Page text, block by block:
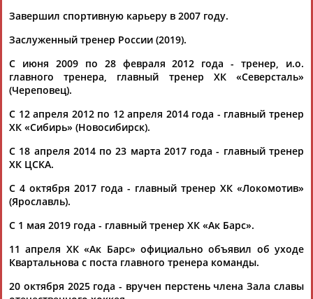
Результаты игрового дня регулярного чемпионата КХЛ.
Четверг, 21 марта
...Крикунов, накануне разбивший связку Вадима Шипачёва и
Дмитрия Кагарлицкого, продолжил эксперименты с
сочетаниями для... ...на высоте мячу. Все-таки зря говорят,
что команде
(Проект:Информационное агентство СТАДИОН)
22.03.2019
Результаты игрового дня регулярного чемпионата КХЛ.
Воскресенье, 17 марта
...в первых двух матчах серии СКА. И если в первом команда
Дмитрия Квартальнова проиграла с минимальным счётом,
пропустив... ...забили? Надо больше идти на пятак и
"Локомотива": -...
18.03.2019
Результаты игрового дня регулярного чемпионата КХЛ.
Среда, 13 марта
Завершил спортивную карьеру в 2007 году.
Заслуженный тренер России (2019).
С июня 2009 по 28 февраля 2012 года - тренер, и.о.
главного тренера, главный тренер ХК «Северсталь»
(Череповец).
С 12 апреля 2012 по 12 апреля 2014 года - главный тренер
ХК «Сибирь» (Новосибирск).
С 18 апреля 2014 по 23 марта 2017 года - главный тренер
ХК ЦСКА.
С 4 октября 2017 года - главный тренер ХК «Локомотив»
(Ярославль).
С 1 мая 2019 года - главный тренер ХК «Ак Барс».
11 апреля ХК «Ак Барс» официально объявил об уходе
Квартальнова с поста главного тренера команды.
20 октября 2025 года - вручен перстень члена Зала славы